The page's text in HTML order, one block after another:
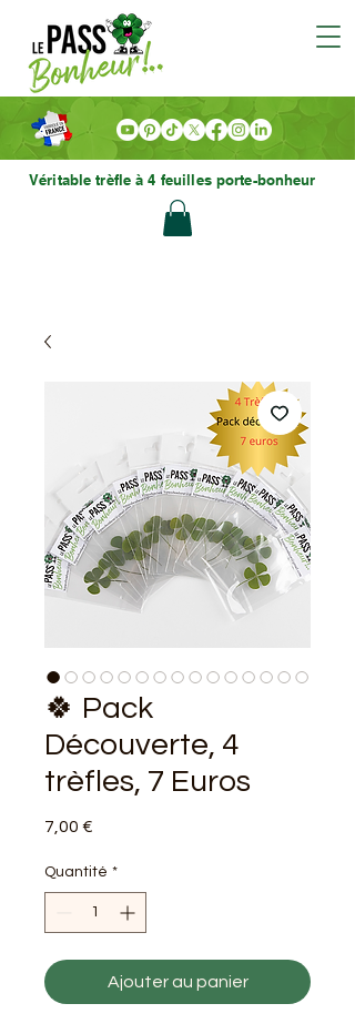
Véritable trèfle à 4 feuilles porte-bonheur
🍀 Pack
Découverte, 4
trèfles, 7 Euros
7,00 €
Quantité *
Ajouter au panier